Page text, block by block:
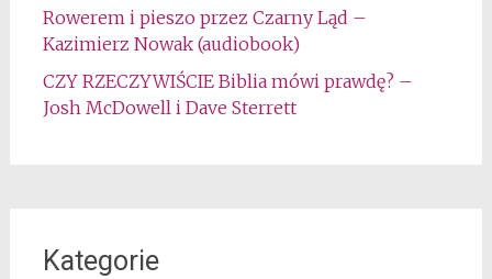
Rowerem i pieszo przez Czarny Ląd –
Kazimierz Nowak (audiobook)
CZY RZECZYWIŚCIE Biblia mówi prawdę? –
Josh McDowell i Dave Sterrett
Kategorie